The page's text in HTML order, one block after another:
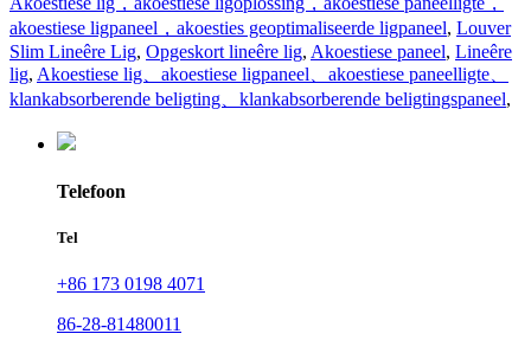
akoestiese ligpaneel，akoesties geoptimaliseerde ligpaneel, Louver
Slim Lineêre Lig, Opgeskort lineêre lig, Akoestiese paneel, Lineêre
lig, Akoestiese lig、akoestiese ligpaneel、akoestiese paneelligte、
klankabsorberende beligting、klankabsorberende beligtingspaneel,
Telefoon
Tel
+86 173 0198 4071
86-28-81480011